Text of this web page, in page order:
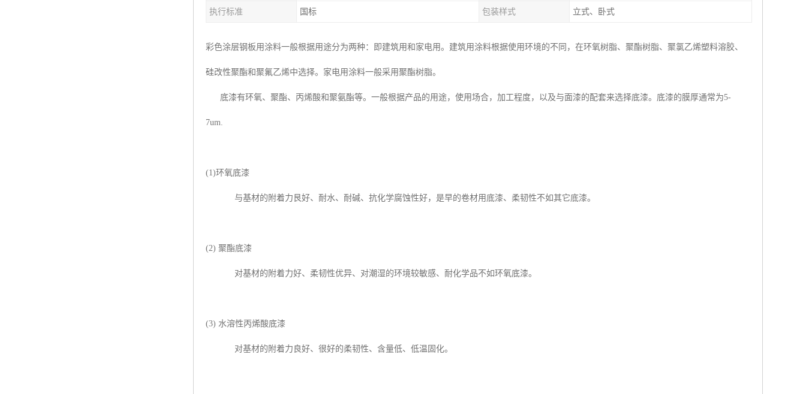
执行标准 国标 包装样式 立式、卧式
彩色涂层钢板用涂料一般根据用途分为两种：即建筑用和家电用。建筑用涂料根据使用环境的不同，在环氧树脂、聚酯树脂、聚氯乙烯塑料溶胶、
硅改性聚酯和聚氟乙烯中选择。家电用涂料一般采用聚酯树脂。
底漆有环氧、聚酯、丙烯酸和聚氨酯等。一般根据产品的用途，使用场合，加工程度，以及与面漆的配套来选择底漆。底漆的膜厚通常为5-
7um.
(1)环氧底漆
与基材的附着力艮好、耐水、耐碱、抗化学腐蚀性好，是早的卷材用底漆、柔韧性不如其它底漆。
(2) 聚酯底漆
对基材的附着力好、柔韧性优异、对潮湿的环境较敏感、耐化学品不如环氧底漆。
(3) 水溶性丙烯酸底漆
对基材的附着力良好、很好的柔韧性、含量低、低温固化。